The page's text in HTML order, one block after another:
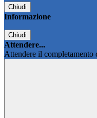
Chiudi
Informazione
Chiudi
Attendere...
Attendere il completamento